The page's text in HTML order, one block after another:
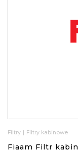
Filtry | Filtry kabinowe
Fiaam Filtr